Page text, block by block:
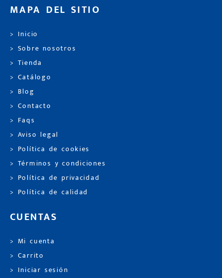
MAPA DEL SITIO
> Inicio
> Sobre nosotros
> Tienda
> Catálogo
> Blog
> Contacto
> Faqs
> Aviso legal
> Política de cookies
> Términos y condiciones
> Política de privacidad
> Política de calidad
CUENTAS
> Mi cuenta
> Carrito
> Iniciar sesión